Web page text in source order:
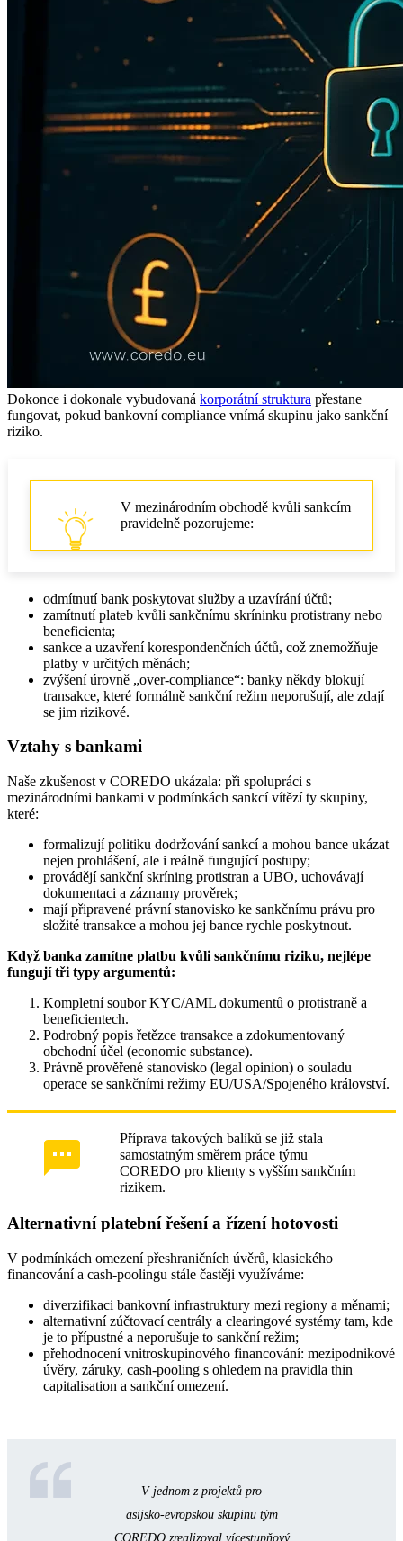
Dokonce i dokonale vybudovaná korporátní struktura přestane
fungovat, pokud bankovní compliance vnímá skupinu jako sankční
riziko.
V mezinárodním obchodě kvůli sankcím
pravidelně pozorujeme:
odmítnutí bank poskytovat služby a uzavírání účtů;
zamítnutí plateb kvůli sankčnímu skríninku protistrany nebo
beneficienta;
sankce a uzavření korespondenčních účtů, což znemožňuje
platby v určitých měnách;
zvýšení úrovně „over‑compliance“: banky někdy blokují
transakce, které formálně sankční režim neporušují, ale zdají
se jim rizikové.
Vztahy s bankami
Naše zkušenost v COREDO ukázala: při spolupráci s
mezinárodními bankami v podmínkách sankcí vítězí ty skupiny,
které:
formalizují politiku dodržování sankcí a mohou bance ukázat
nejen prohlášení, ale i reálně fungující postupy;
provádějí sankční skríning protistran a UBO, uchovávají
dokumentaci a záznamy prověrek;
mají připravené právní stanovisko ke sankčnímu právu pro
složité transakce a mohou jej bance rychle poskytnout.
Když banka zamítne platbu kvůli sankčnímu riziku, nejlépe
fungují tři typy argumentů:
Kompletní soubor KYC/AML dokumentů o protistraně a
beneficientech.
Podrobný popis řetězce transakce a zdokumentovaný
obchodní účel (economic substance).
Právně prověřené stanovisko (legal opinion) o souladu
operace se sankčními režimy EU/USA/Spojeného království.
Příprava takových balíků se již stala
samostatným směrem práce týmu
COREDO pro klienty s vyšším sankčním
rizikem.
Alternativní platební řešení a řízení hotovosti
V podmínkách omezení přeshraničních úvěrů, klasického
financování a cash‑poolingu stále častěji využíváme:
diverzifikaci bankovní infrastruktury mezi regiony a měnami;
alternativní zúčtovací centrály a clearingové systémy tam, kde
je to přípustné a neporušuje to sankční režim;
přehodnocení vnitroskupinového financování: mezipodnikové
úvěry, záruky, cash‑pooling s ohledem na pravidla thin
capitalisation a sankční omezení.
V jednom z projektů pro
asijsko‑evropskou skupinu tým
COREDO zrealizoval vícestupňový